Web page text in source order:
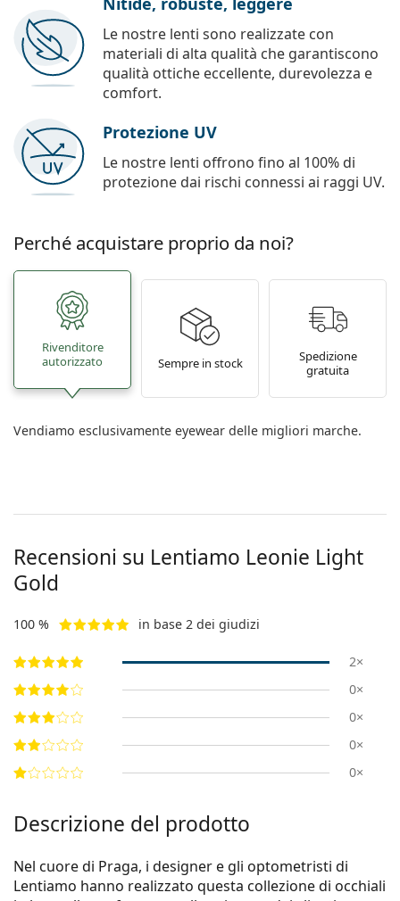
Le nostre lenti sono realizzate con
materiali di alta qualità che garantiscono
qualità ottiche eccellente, durevolezza e
comfort.
Protezione UV
Le nostre lenti offrono fino al 100% di
protezione dai rischi connessi ai raggi UV.
Perché acquistare proprio da noi?
Rivenditore
autorizzato
Sempre in stock
Spedizione
gratuita
Vendiamo esclusivamente eyewear delle migliori marche.
Recensioni su Lentiamo Leonie Light
Gold
100 % in base 2 dei giudizi
2×
0×
0×
0×
0×
Descrizione del prodotto
Nel cuore di Praga, i designer e gli optometristi di
Lentiamo hanno realizzato questa collezione di occhiali